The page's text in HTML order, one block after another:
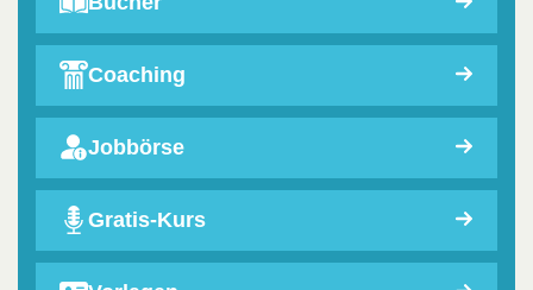
Coaching
Jobbörse
Gratis-Kurs